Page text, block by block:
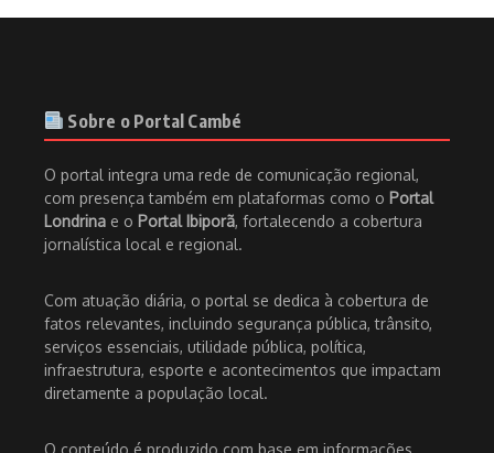
Sobre o Portal Cambé
O portal integra uma rede de comunicação regional,
com presença também em plataformas como o Portal
Londrina e o Portal Ibiporã, fortalecendo a cobertura
jornalística local e regional.
Com atuação diária, o portal se dedica à cobertura de
fatos relevantes, incluindo segurança pública, trânsito,
serviços essenciais, utilidade pública, política,
infraestrutura, esporte e acontecimentos que impactam
diretamente a população local.
O conteúdo é produzido com base em informações